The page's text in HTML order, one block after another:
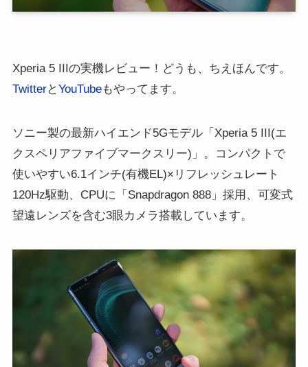
Xperia 5 IIIの実機レビュー！どうも、ちえほんです。
TwitterとYouTubeもやってます。
ソニー製の最新ハイエンド5Gモデル「Xperia 5 III(エ
クスペリアファイブマークスリー)」。コンパクトで
使いやすい6.1インチ(有機EL)×リフレッシュレート
120Hz駆動、CPUに「Snapdragon 888」採用、可変式
望遠レンズを含む3眼カメラ搭載しています。